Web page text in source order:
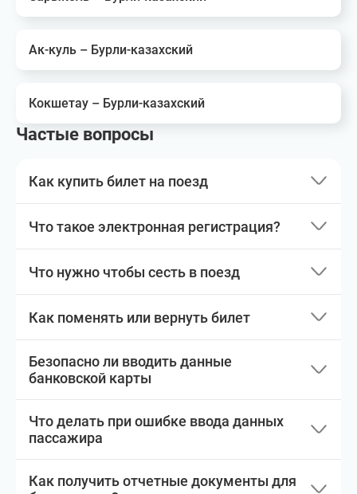
Ак-куль – Бурли-казахский
Кокшетау – Бурли-казахский
Частые вопросы
Как купить билет на поезд
Что такое электронная регистрация?
Что нужно чтобы сесть в поезд
Как поменять или вернуть билет
Безопасно ли вводить данные
банковской карты
Что делать при ошибке ввода данных
пассажира
Как получить отчетные документы для